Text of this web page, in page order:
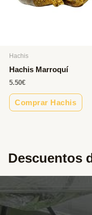
Hachis
Hachis Marroquí
5.50€
Comprar Hachis
Descuentos